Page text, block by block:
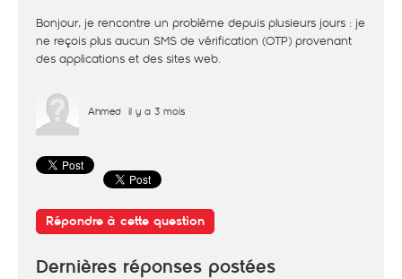
Bonjour, je rencontre un problème depuis plusieurs jours : je
ne reçois plus aucun SMS de vérification (OTP) provenant
des applications et des sites web.
Ahmed il y a 3 mois
Répondre à cette question
Dernières réponses postées